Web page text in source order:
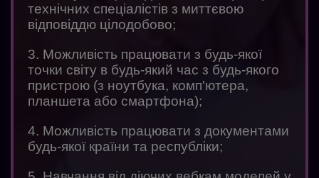
технічних спеціалістів з миттєвою
відповіддю цілодобово;
3. Можливість працювати з будь-якої
точки світу в будь-який час з будь-якого
пристрою (з ноутбука, комп'ютера,
планшета або смартфона);
4. Можливість працювати з документами
будь-якої країни та республіки;